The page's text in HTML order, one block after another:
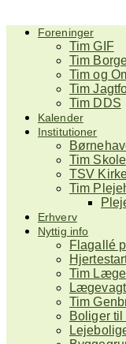
Foreninger
Tim GIF
Tim
Tim og
Tim
Tim DDS
Kalender
Institutioner
Tim Skole
TSV
Tim
Erhverv
Nyttig info
Flagallé
Tim
Tim
Boliger til